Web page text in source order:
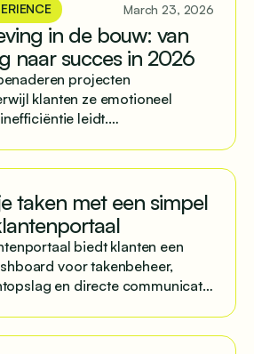
March 23, 2026
in de bouw: van
naar succes in 2026
projecten
klanten ze emotioneel
leidt.
taken met een simpel
biedt klanten een
voor takenbeheer,
en directe communicatie